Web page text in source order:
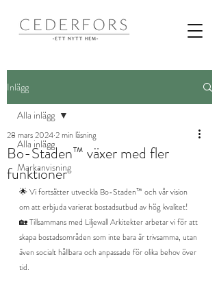
Inlägg
Alla inlägg
Markanvisning
Alla inlägg
Bo-Staden™ växer med fler
funktioner
28 mars 20242 min läsning
🌟 Vi fortsätter utveckla Bo-Staden™ och vår vision
om att erbjuda varierat bostadsutbud av hög kvalitet!
🏡 Tillsammans med Liljewall Arkitekter arbetar vi för att
skapa bostadsområden som inte bara är trivsamma, utan
även socialt hållbara och anpassade för olika behov över
tid.